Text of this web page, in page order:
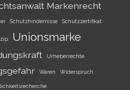
Markenrecht
Schutzhindernisse Schutzzertifikat
Unionsmarke
Urheberrechte
Waren Widerspruch